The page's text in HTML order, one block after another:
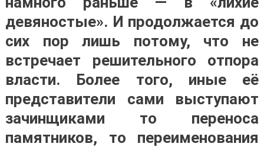
девяностые». И продолжается до
сих пор лишь потому, что не
встречает решительного отпора
власти. Более того, иные её
представители сами выступают
зачинщиками то переноса
памятников, то переименования